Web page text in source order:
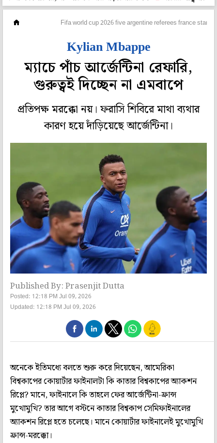
Fifa world cup 2026 five argentine referees france star
Kylian Mbappe
ম্যাচে পাঁচ আর্জেন্টিনা রেফারি,
গুরুত্বই দিচ্ছেন না এমবাপে
প্রতিপক্ষ মরক্কো নয়। ফরাসি শিবিরে মাথা ব্যথার
কারণ হয়ে দাঁড়িয়েছে আর্জেন্টিনা।
Published By: Prasenjit Dutta
Posted: 12:18 PM Jul 09, 2026
Updated: 12:18 PM Jul 09, 2026
অনেকে ইতিমধ্যে বলতে শুরু করে দিয়েছেন, আমেরিকা
বিশ্বকাপের কোয়ার্টার ফাইনালটা কি কাতার বিশ্বকাপের অ্যাকশন
রিপ্লে? মানে, ফাইনালে কি তাহলে ফের আর্জেন্টিনা-ফ্রান্স
মুখোমুখি? তার আগে বস্টনে কাতার বিশ্বকাপ সেমিফাইনালের
অ্যাকশন রিপ্লে হতে চলেছে। মানে কোয়ার্টার ফাইনালেই মুখোমুখি
ফ্রান্স-মরক্কো।